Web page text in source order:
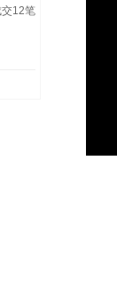
12笔